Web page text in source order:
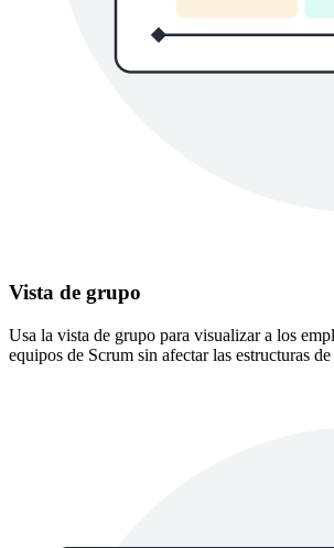
Vista de grupo
Usa la vista de grupo para visualizar a los
equipos de Scrum sin afectar las estructuras